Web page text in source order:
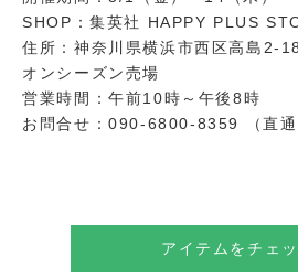
SHOP：集英社 HAPPY PLUS
住所：神奈川県横浜市西区高島2-
オンシーズン売場
営業時間：午前10時～午後8時
お問合せ：090-6800-8359 （直通
アイテムをチェッ